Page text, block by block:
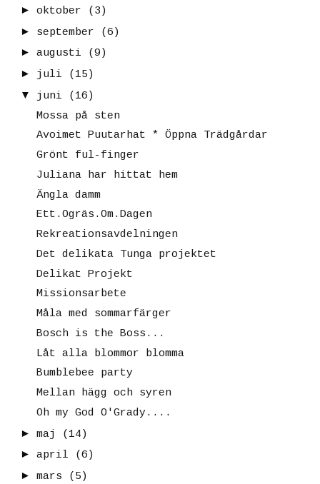
► oktober
(3)
► september
(6)
► augusti
(9)
► juli
(15)
▼
juni
(16)
Mossa på sten
Avoimet Puutarhat * Öppna Trädgårdar
Grönt ful-finger
Juliana har hittat hem
Ängla damm
Ett.Ogräs.Om.Dagen
Rekreationsavdelningen
Det delikata Tunga projektet
Delikat Projekt
Missionsarbete
Måla med sommarfärger
Bosch is the Boss...
Låt alla blommor blomma
Bumblebee party
Mellan hägg och syren
Oh my God O'Grady....
► maj
(14)
► april
(6)
► mars
(5)